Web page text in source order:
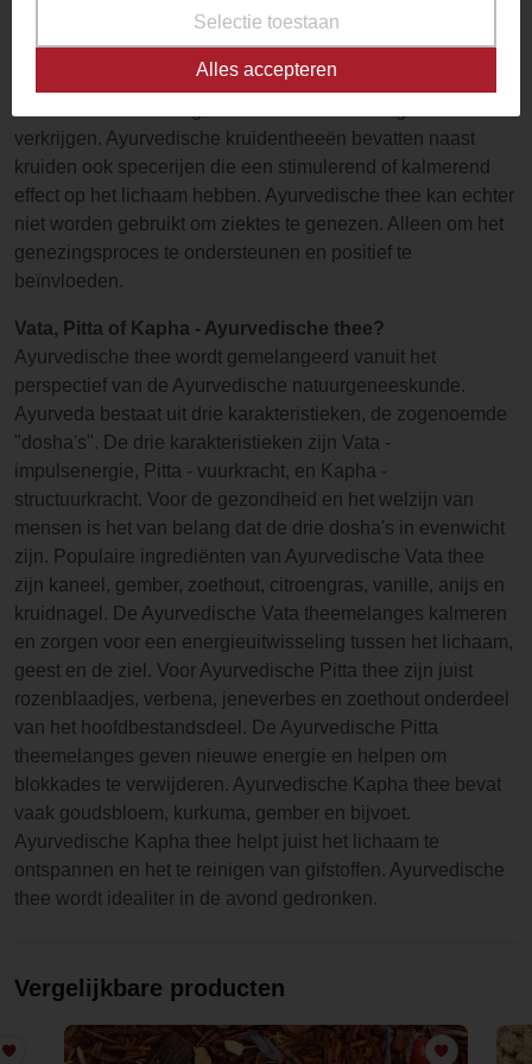
een holistische, traditionele Indiase filosofie. Het aspect dat
bekend staat als Ayurveda in het Westen verwijst naar de
eeuwenoude Indiase geneeskunde. Het doel van Ayurveda
verkrijgen. Ayurvedische kruidentheeën bevatten naast
kruiden ook specerijen die een stimulerend of kalmerend
effect op het lichaam hebben. Ayurvedische thee kan echter
niet worden gebruikt om ziektes te genezen. Alleen om het
genezingsproces te ondersteunen en positief te
beïnvloeden.
Vata, Pitta of Kapha - Ayurvedische thee?
Ayurvedische thee wordt gemelangeerd vanuit het
perspectief van de Ayurvedische natuurgeneeskunde.
Ayurveda bestaat uit drie karakteristieken, de zogenoemde
"dosha's". De drie karakteristieken zijn Vata -
impulsenergie, Pitta - vuurkracht, en Kapha -
structuurkracht. Voor de gezondheid en het welzijn van
mensen is het van belang dat de drie dosha's in evenwicht
zijn. Populaire ingrediënten van Ayurvedische Vata thee
zijn kaneel, gember, zoethout, citroengras, vanille, anijs en
kruidnagel. De Ayurvedische Vata theemelanges kalmeren
en zorgen voor een energieuitwisseling tussen het lichaam,
geest en de ziel. Voor Ayurvedische Pitta thee zijn juist
rozenblaadjes, verbena, jeneverbes en zoethout onderdeel
van het hoofdbestandsdeel. De Ayurvedische Pitta
theemelanges geven nieuwe energie en helpen om
blokkades te verwijderen. Ayurvedische Kapha thee bevat
vaak goudsbloem, kurkuma, gember en bijvoet.
Ayurvedische Kapha thee helpt juist het lichaam te
ontspannen en het te reinigen van gifstoffen. Ayurvedische
thee wordt idealiter in de avond gedronken.
Vergelijkbare producten
Selectie toestaan
Alles accepteren